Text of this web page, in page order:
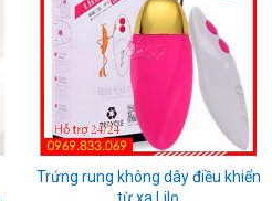
Trứng rung không dây điều khiển
từ xa Lilo